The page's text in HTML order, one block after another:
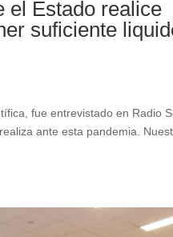
el Estado realice
suficiente
fue entrevistado en Radio
ante esta pandemia.